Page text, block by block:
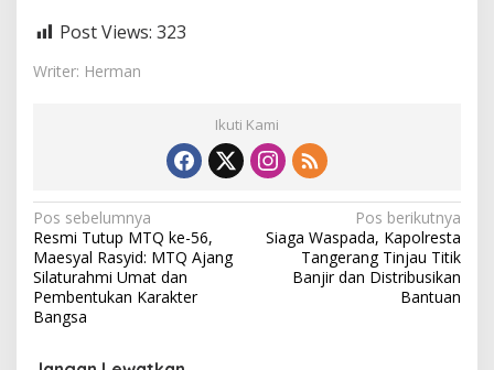
Post Views: 323
Writer: Herman
Ikuti Kami
N
a
v
i
Pos sebelumnya
Resmi Tutup MTQ ke-56,
Maesyal Rasyid: MTQ Ajang
Silaturahmi Umat dan
Pembentukan Karakter
Bangsa
Pos berikutnya
Siaga Waspada, Kapolresta
Tangerang Tinjau Titik
Banjir dan Distribusikan
Bantuan